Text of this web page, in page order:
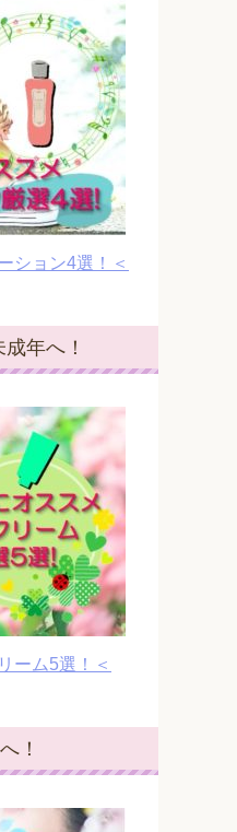
ション4選！＜
年へ！
ーム5選！＜
！